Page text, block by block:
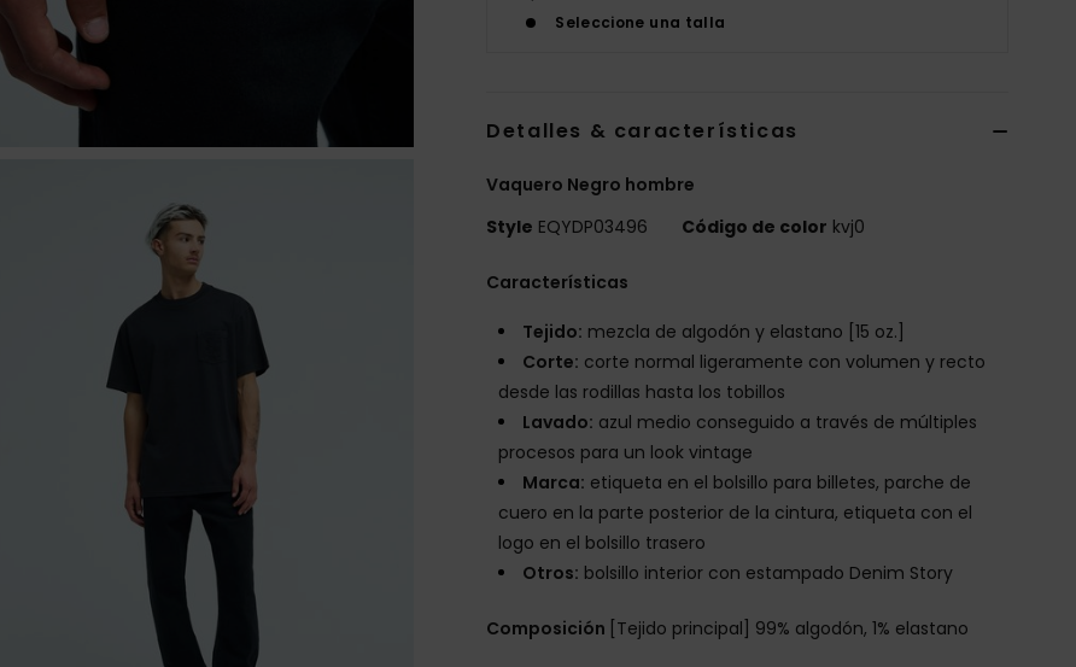
Seleccione una talla
Detalles & características
Vaquero Negro hombre
Style EQYDP03496 Código de color kvj0
Características
Tejido: mezcla de algodón y elastano [15 oz.]
Corte: corte normal ligeramente con volumen y recto
desde las rodillas hasta los tobillos
Lavado: azul medio conseguido a través de múltiples
procesos para un look vintage
Marca: etiqueta en el bolsillo para billetes, parche de
cuero en la parte posterior de la cintura, etiqueta con el
logo en el bolsillo trasero
Otros: bolsillo interior con estampado Denim Story
Composición [Tejido principal] 99% algodón, 1% elastano